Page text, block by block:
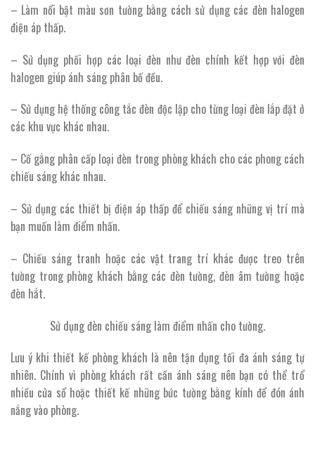
– Làm nổi bật màu sơn tường bằng cách sử dụng các đèn halogen
điện áp thấp.
– Sử dụng phối hợp các loại đèn như đèn chính kết hợp với đèn
halogen giúp ánh sáng phân bố đều.
– Sử dụng hệ thống công tắc đèn độc lập cho từng loại đèn lắp đặt ở
các khu vực khác nhau.
– Cố gắng phân cấp loại đèn trong phòng khách cho các phong cách
chiếu sáng khác nhau.
– Sử dụng các thiết bị điện áp thấp để chiếu sáng những vị trí mà
bạn muốn làm điểm nhấn.
– Chiếu sáng tranh hoặc các vật trang trí khác được treo trên
tường trong phòng khách bằng các đèn tường, đèn âm tường hoặc
đèn hắt.
Sử dụng đèn chiếu sáng làm điểm nhấn cho tường.
Lưu ý khi thiết kế phòng khách là nên tận dụng tối đa ánh sáng tự
nhiên. Chính vì phòng khách rất cần ánh sáng nên bạn có thể trổ
nhiều cửa sổ hoặc thiết kế những bức tường bằng kính để đón ánh
nắng vào phòng.